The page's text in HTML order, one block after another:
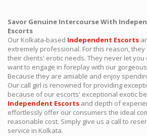
Savor Genuine Intercourse With
Escorts
Our Kolkata-based Independent Escorts
extremely professional. For this reason,
their clients' erotic needs. They never let
want to engage in foreplay with our gorgeous
Because they are amiable and enjoy
Our call girl is renowned for providing
because of our escorts' exceptional exotic
Independent Escorts and depth of
effortlessly offer our consumers the ideal
reasonable cost. Simply give us a call to
service in Kolkata.